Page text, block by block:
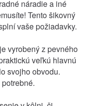
náradie a iné
Tento šikovný
vaše požiadavky.
vyrobený z pevného
veľkú hlavnú
svojho obvodu.